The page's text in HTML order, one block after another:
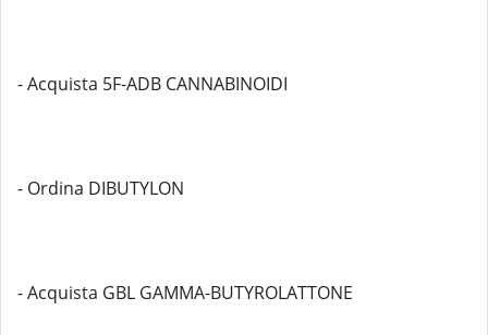
- Acquista 5F-ADB CANNABINOIDI
- Ordina DIBUTYLON
- Acquista GBL GAMMA-BUTYROLATTONE